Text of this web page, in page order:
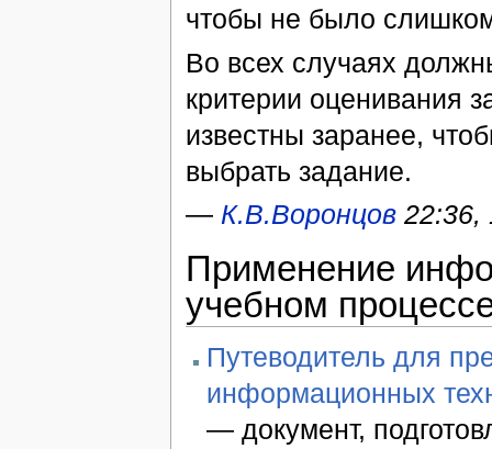
чтобы не было
Во всех случаях
критерии оценивания
известны заранее,
выбрать задание.
— К.В.Воронцов22:36,
Применение
учебном
Путеводитель для
информационных
— документ,